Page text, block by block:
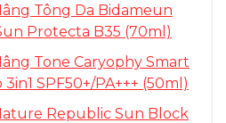
Tông Da Bidameun
Protecta B35 (70ml)
Tone Caryophy Smart
SPF50+/PA+++ (50ml)
Republic Sun Block